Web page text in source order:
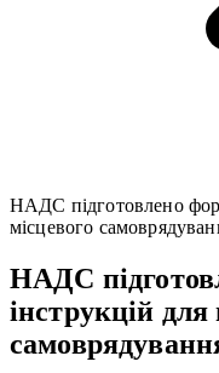
НАДС підготовлено
місцевого
НАДС
інструкцій для